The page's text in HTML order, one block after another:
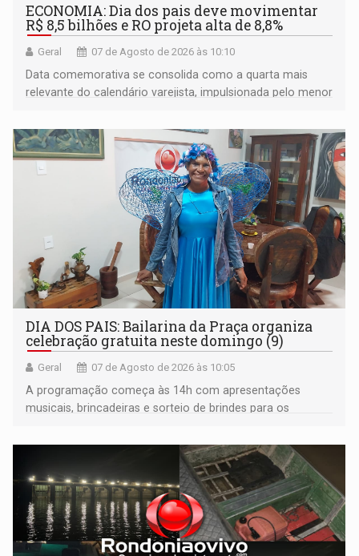
ECONOMIA: Dia dos pais deve movimentar
R$ 8,5 bilhões e RO projeta alta de 8,8%
Geral 07 de Agosto de 2026 às 10:10
Data comemorativa se consolida como a quarta mais
relevante do calendário varejista, impulsionada pelo menor
média do trabalhador
DIA DOS PAIS: Bailarina da Praça organiza
celebração gratuita neste domingo (9)
Geral 07 de Agosto de 2026 às 10:05
A programação começa às 14h com apresentações
musicais, brincadeiras e sorteio de brindes para os
bolo e canto de parabéns dedicado aos pais